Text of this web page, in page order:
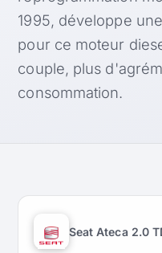
1995, développe
pour ce moteur
couple, plus
consommation.
Seat Ateca 2.0